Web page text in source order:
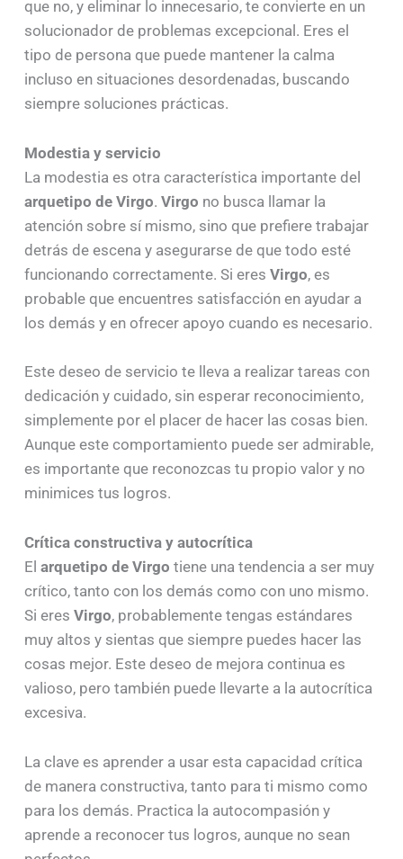
que no, y eliminar lo innecesario, te convierte en un
solucionador de problemas excepcional. Eres el
tipo de persona que puede mantener la calma
incluso en situaciones desordenadas, buscando
siempre soluciones prácticas.
Modestia y servicio
La modestia es otra característica importante del
arquetipo de Virgo. Virgo no busca llamar la
atención sobre sí mismo, sino que prefiere trabajar
detrás de escena y asegurarse de que todo esté
funcionando correctamente. Si eres Virgo, es
probable que encuentres satisfacción en ayudar a
los demás y en ofrecer apoyo cuando es necesario.
Este deseo de servicio te lleva a realizar tareas con
dedicación y cuidado, sin esperar reconocimiento,
simplemente por el placer de hacer las cosas bien.
Aunque este comportamiento puede ser admirable,
es importante que reconozcas tu propio valor y no
minimices tus logros.
Crítica constructiva y autocrítica
El arquetipo de Virgo tiene una tendencia a ser muy
crítico, tanto con los demás como con uno mismo.
Si eres Virgo, probablemente tengas estándares
muy altos y sientas que siempre puedes hacer las
cosas mejor. Este deseo de mejora continua es
valioso, pero también puede llevarte a la autocrítica
excesiva.
La clave es aprender a usar esta capacidad crítica
de manera constructiva, tanto para ti mismo como
para los demás. Practica la autocompasión y
aprende a reconocer tus logros, aunque no sean